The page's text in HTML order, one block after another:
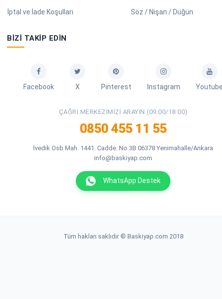
İptal ve İade Koşulları Söz / Nişan / Düğün
BIZI TAKIP EDIN
Facebook X Pinterest Instagram
ÇAĞRI MERKEZIMIZI ARAYIN (09:00/18:00)
0850 455 11 55
İvedik Osb Mah. 1441. Cadde. No:3B 06378 Yenimahalle/Ankara
info@baskiyap.com
WhatsApp Destek
Tüm hakları saklıdır © Baskiyap.com 2018